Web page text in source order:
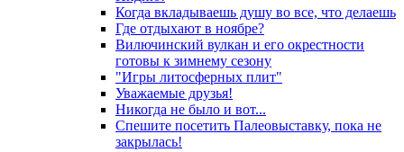
Когда вкладываешь душу во все, что делаешь
Где отдыхают в ноябре?
Вилючинский вулкан и его окрестности
готовы к зимнему сезону
"Игры литосферных плит"
Уважаемые друзья!
Никогда не было и вот...
Спешите посетить Палеовыставку, пока не
закрылась!